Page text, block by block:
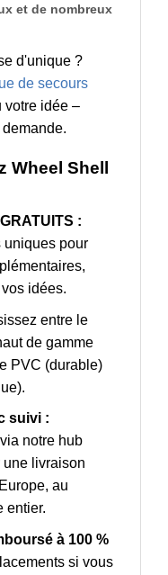
et de nombreux
d'unique ?
de secours
votre idée –
Shell
:
uniques pour
idées.
entre le
de gamme
PVC (durable)
suivi :
notre hub
une livraison
au
entier.
à 100 %
si vous